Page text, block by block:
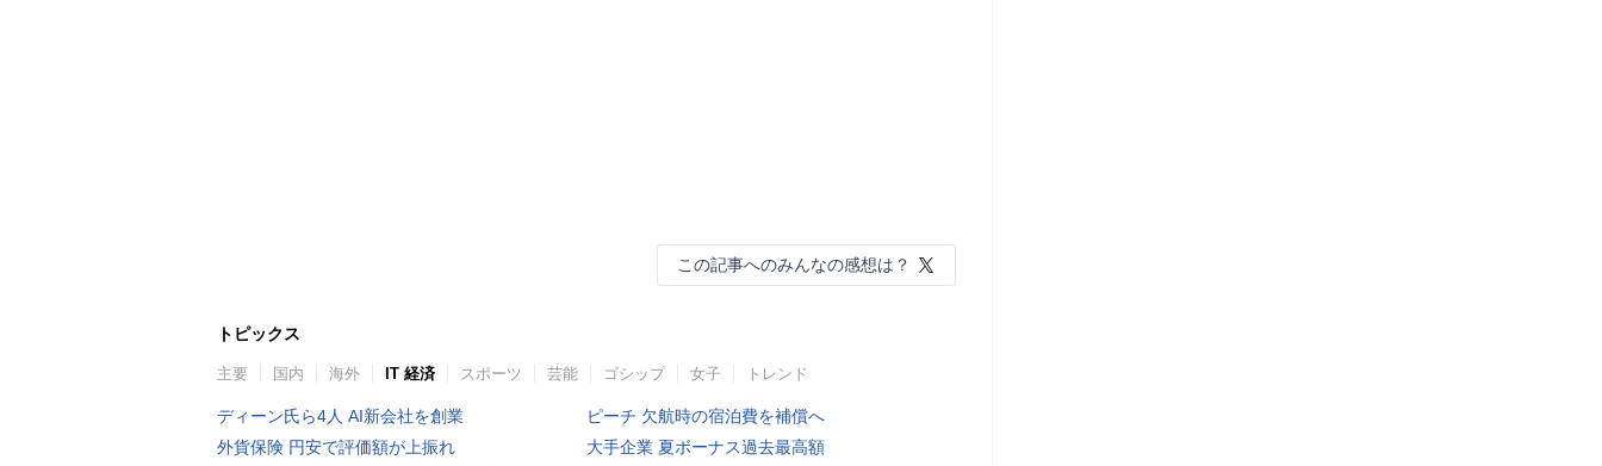
この記事へのみんなの感想は？
トピックス
主要 国内 海外 IT 経済 スポーツ 芸能 ゴシップ 女子 トレンド
ディーン氏ら4人 AI新会社を創業
外貨保険 円安で評価額が上振れ
ピーチ 欠航時の宿泊費を補償へ
大手企業 夏ボーナス過去最高額